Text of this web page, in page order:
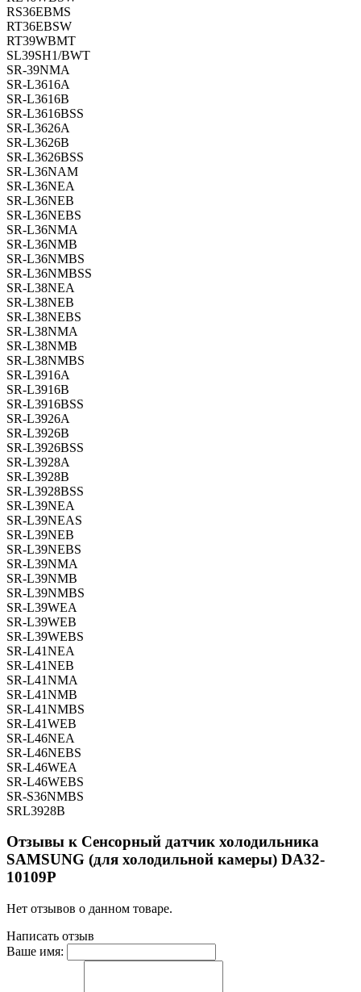
RS36EBMS
RT36EBSW
RT39WBMT
SL39SH1/BWT
SR-39NMA
SR-L3616A
SR-L3616B
SR-L3616BSS
SR-L3626A
SR-L3626B
SR-L3626BSS
SR-L36NAM
SR-L36NEA
SR-L36NEB
SR-L36NEBS
SR-L36NMA
SR-L36NMB
SR-L36NMBS
SR-L36NMBSS
SR-L38NEA
SR-L38NEB
SR-L38NEBS
SR-L38NMA
SR-L38NMB
SR-L38NMBS
SR-L3916A
SR-L3916B
SR-L3916BSS
SR-L3926A
SR-L3926B
SR-L3926BSS
SR-L3928A
SR-L3928B
SR-L3928BSS
SR-L39NEA
SR-L39NEAS
SR-L39NEB
SR-L39NEBS
SR-L39NMA
SR-L39NMB
SR-L39NMBS
SR-L39WEA
SR-L39WEB
SR-L39WEBS
SR-L41NEA
SR-L41NEB
SR-L41NMA
SR-L41NMB
SR-L41NMBS
SR-L41WEB
SR-L46NEA
SR-L46NEBS
SR-L46WEA
SR-L46WEBS
SR-S36NMBS
SRL3928B
Отзывы к Сенсорный датчик холодильника
SAMSUNG (для холодильной камеры) DA32-
10109P
Нет отзывов о данном товаре.
Написать отзыв
Ваше имя: